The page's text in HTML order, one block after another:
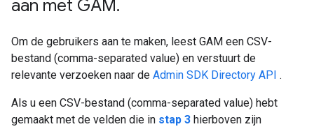
aan met GAM.
Om de gebruikers aan te maken, leest GAM een CSV-
bestand (comma-separated value) en verstuurt de
relevante verzoeken naar de Admin SDK Directory API .
Als u een CSV-bestand (comma-separated value) hebt
gemaakt met de velden die in stap 3 hierboven zijn